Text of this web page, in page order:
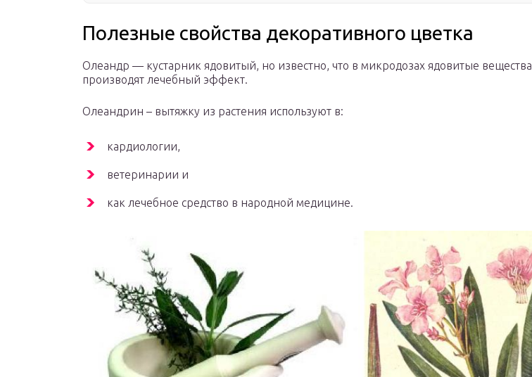
Полезные свойства декоративного цветка
Олеандр — кустарник ядовитый, но известно, что в микродозах ядовитые вещества
производят лечебный эффект.
Олеандрин – вытяжку из растения используют в:
кардиологии,
ветеринарии и
как лечебное средство в народной медицине.